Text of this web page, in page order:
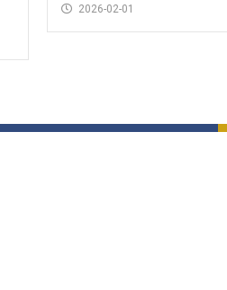
2026-02-01